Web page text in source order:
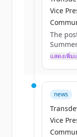
มีบัญ
Vice
The
&amp;
แสดงเพิ่ม
news
Vice